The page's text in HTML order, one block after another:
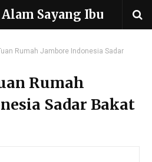
Sayang Ibu
Rumah Jambore Indonesia Sadar
Rumah
Sadar Bakat